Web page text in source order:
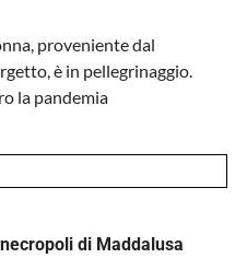
proveniente dal
è in pellegrinaggio.
la pandemia
di Maddalusa